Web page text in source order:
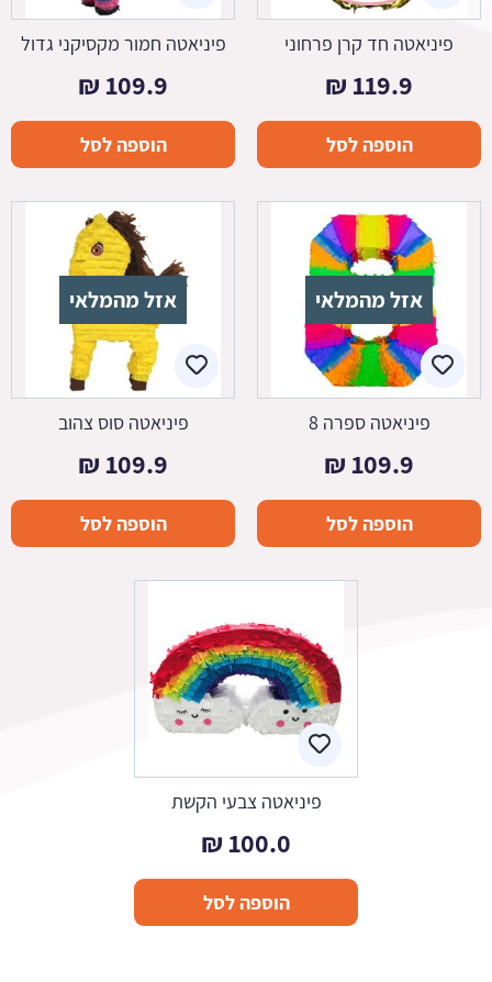
פיניאטה חד קרן פרחוני
119.9
₪
הוספה לסל
פיניאטה חמור מקסיקני גדול
109.9
₪
הוספה לסל
אזל מהמלאי
פיניאטה ספרה 8
109.9
₪
הוספה לסל
אזל מהמלאי
פיניאטה סוס צהוב
109.9
₪
הוספה לסל
פיניאטה צבעי הקשת
100.0
₪
הוספה לסל